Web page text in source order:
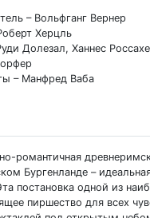
– Вольфганг Вернер
Херцль
Долезал, Ханнес
– Манфред Ваба
романтичная
Бургенланде –
постановка одной из
пиршество для всех